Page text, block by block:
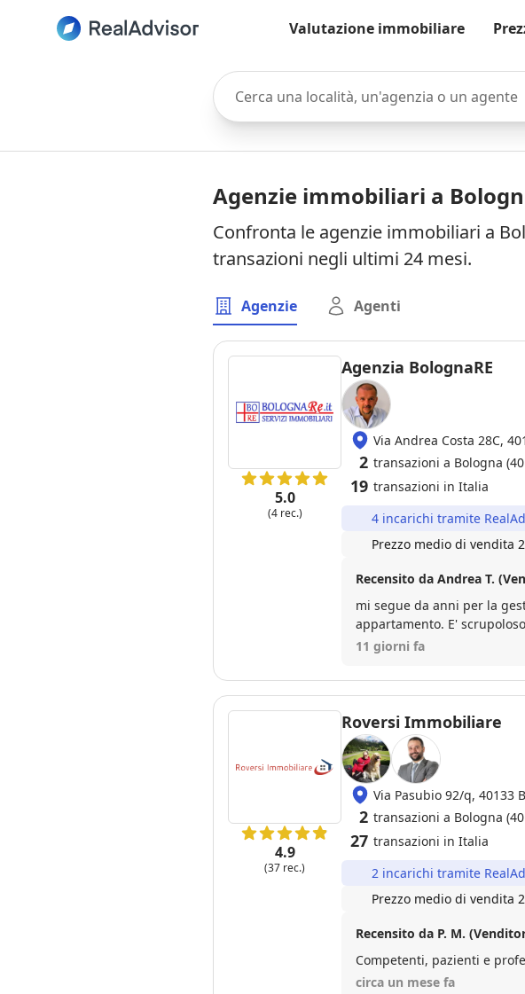
Valutazione immobiliare
Cerca una località, un'agenzia o un agente
Agenzie immobiliari a
Confronta le agenzie immobiliari a
transazioni negli ultimi 24 mesi.
Agenzie Agenti
5.0
(4 rec.)
Agenzia BolognaRE
Via Andrea Costa 28C,
2 transazioni a Bologna
19 transazioni in Italia
4 incarichi tramite
Prezzo medio di vendita
Recensito da Andrea T.
mi segue da anni per la
appartamento. E'
11 giorni fa
4.9
(37 rec.)
Roversi Immobiliare
Via Pasubio 92/q, 40133
2 transazioni a Bologna
27 transazioni in Italia
2 incarichi tramite
Prezzo medio di vendita
Recensito da P. M.
circa un mese fa